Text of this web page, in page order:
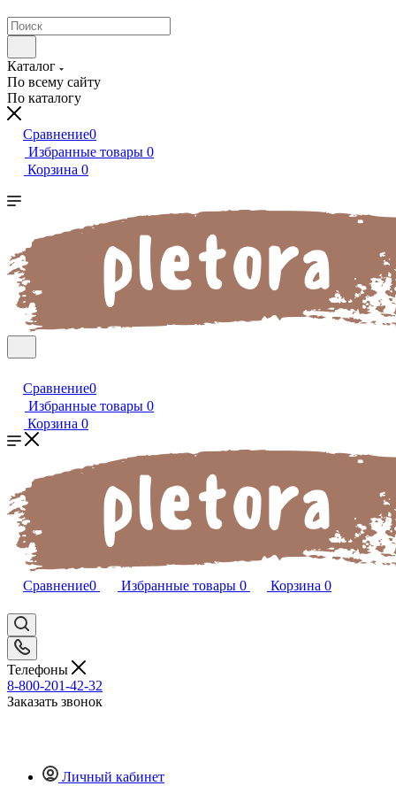
Каталог
По всему сайту
По каталогу
Сравнение0
Избранные товары 0
Корзина 0
Сравнение0
Избранные товары 0
Корзина 0
Сравнение0 Избранные товары 0 Корзина 0
Телефоны
8-800-201-42-32
Заказать звонок
Личный кабинет